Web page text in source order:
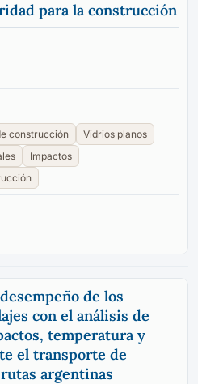
para la construcción
construcción
Vidrios planos
Impactos
de los
con el análisis de
temperatura y
el transporte de
argentinas